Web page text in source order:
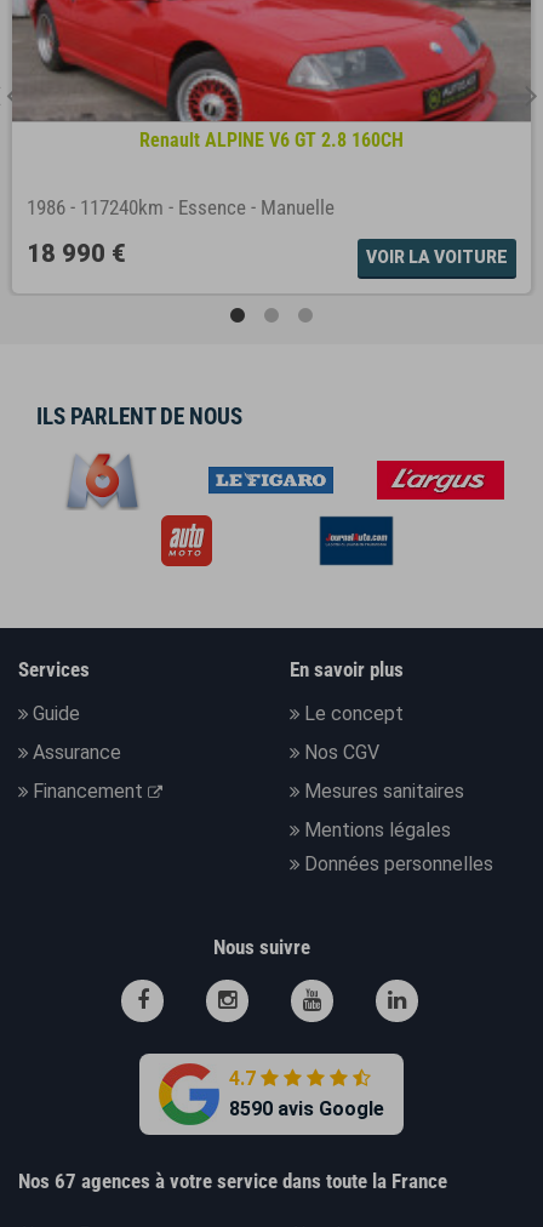
Renault ALPINE V6 GT 2.8 160CH
1986 - 117240km - Essence - Manuelle
18 990 € VOIR LA VOITURE
ILS PARLENT DE NOUS
Services
Guide
Assurance
Financement
En savoir plus
Le concept
Nos CGV
Mesures sanitaires
Mentions légales
Données personnelles
Nous suivre
4.7
8590 avis Google
Nos 67 agences à votre service dans toute la France